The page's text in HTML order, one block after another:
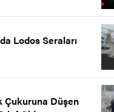
Anma
Lodos Seraları
Çukuruna Düşen